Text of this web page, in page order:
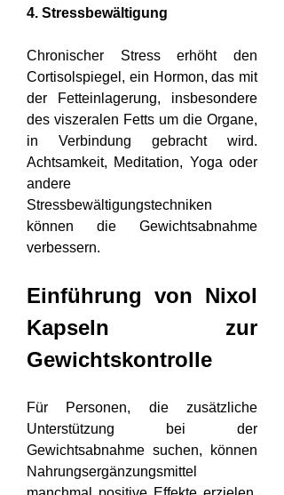
4. Stressbewältigung
Chronischer Stress erhöht den
Cortisolspiegel, ein Hormon, das mit
der Fetteinlagerung, insbesondere
des viszeralen Fetts um die Organe,
in Verbindung gebracht wird.
Achtsamkeit, Meditation, Yoga oder
andere
Stressbewältigungstechniken
können die Gewichtsabnahme
verbessern.
Einführung von Nixol
Kapseln zur
Gewichtskontrolle
Für Personen, die zusätzliche
Unterstützung bei der
Gewichtsabnahme suchen, können
Nahrungsergänzungsmittel